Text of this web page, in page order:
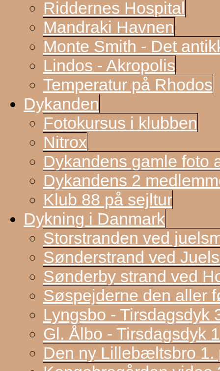
Riddernes Hospital
Mandraki Havnen
Monte Smith - Det
Lindos - Akropolis
Temperatur på Rhodos
Dykanden
Fotokursus i klubben
Nitrox
Dykandens gamle foto
Dykandens 2
Klub 88 på sejltur
Dykning i Danmark
Storstranden ved
Sønderstrand ved
Sønderby strand ved
Søspejderne den aller
Lyngsbo - Tirsdagsdyk
Gl. Ålbo - Tirsdagsdyk
Den ny Lillebæltsbro 1.